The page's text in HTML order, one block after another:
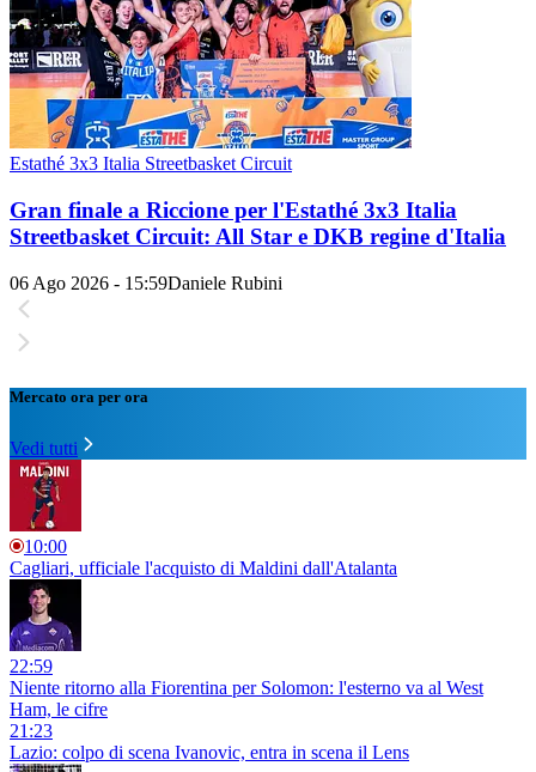
Estathé 3x3 Italia Streetbasket Circuit
Gran finale a Riccione per l'Estathé 3x3 Italia
Streetbasket Circuit: All Star e DKB regine d'Italia
06 Ago 2026 - 15:59Daniele Rubini
Mercato ora per ora
Vedi tutti
10:00
Cagliari, ufficiale l'acquisto di Maldini dall'Atalanta
22:59
Niente ritorno alla Fiorentina per Solomon: l'esterno va al West
Ham, le cifre
21:23
Lazio: colpo di scena Ivanovic, entra in scena il Lens